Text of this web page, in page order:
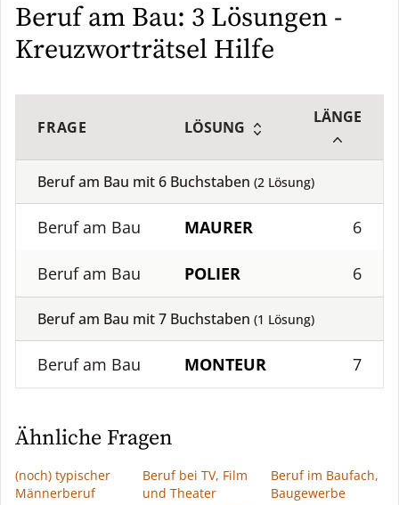
Beruf am Bau: 3 Lösungen -
Kreuzworträtsel Hilfe
FRAGE LÖSUNG
LÄNGE
Beruf am Bau mit6 Buchstaben (2 Lösung)
Beruf am Bau MAURER 6
Beruf am Bau POLIER 6
Beruf am Bau mit7 Buchstaben (1 Lösung)
Beruf am Bau MONTEUR 7
Ähnliche Fragen
(noch) typischer
Männerberuf
Beruf bei TV, Film
und Theater
Beruf im Baufach,
Baugewerbe